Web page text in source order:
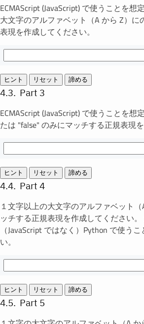
ECMAScript (JavaScript) で使うことを
大文字のアルファベット（A から Z）
表現を作成してください。
ヒント リセット 諦める
Part 3
ECMAScript (JavaScript) で使うことを想
たは "false" のみにマッチする正規表現
ヒント リセット 諦める
Part 4
１文字以上の大文字のアルファベット
ッチする正規表現を作成してください。
（JavaScript ではなく）Python で使う
い。
ヒント リセット 諦める
Part 5